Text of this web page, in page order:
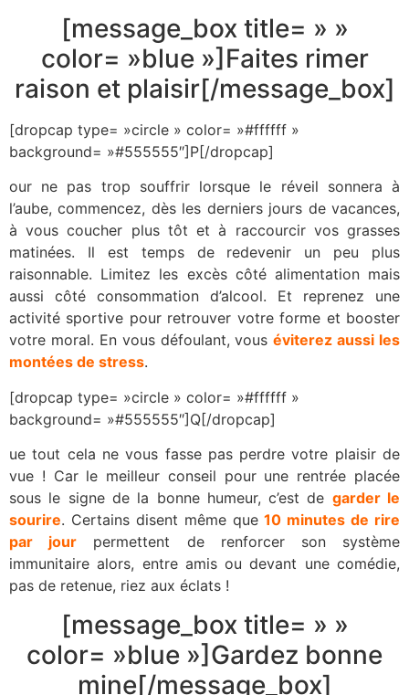
[message_box title= » »
color= »blue »]Faites rimer
raison et plaisir[/message_box]
[dropcap type= »circle » color= »#ffffff »
background= »#555555″]P[/dropcap]
our ne pas trop souffrir lorsque le réveil sonnera à
l’aube, commencez, dès les derniers jours de vacances,
à vous coucher plus tôt et à raccourcir vos grasses
matinées. Il est temps de redevenir un peu plus
raisonnable. Limitez les excès côté alimentation mais
aussi côté consommation d’alcool. Et reprenez une
activité sportive pour retrouver votre forme et booster
votre moral. En vous défoulant, vouséviterez aussi les
montées de stress.
[dropcap type= »circle » color= »#ffffff »
background= »#555555″]Q[/dropcap]
ue tout cela ne vous fasse pas perdre votre plaisir de
vue ! Car le meilleur conseil pour une rentrée placée
sous le signe de la bonne humeur, c’est de garder le
sourire. Certains disent même que 10 minutes de rire
par jour permettent de renforcer son système
immunitaire alors, entre amis ou devant une comédie,
pas de retenue, riez aux éclats !
[message_box title= » »
color= »blue »]Gardez bonne
mine[/message_box]